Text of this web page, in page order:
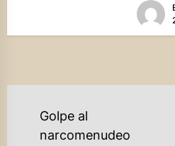
alza
NAVEGACIÓN
Golpe al
narcomenudeo